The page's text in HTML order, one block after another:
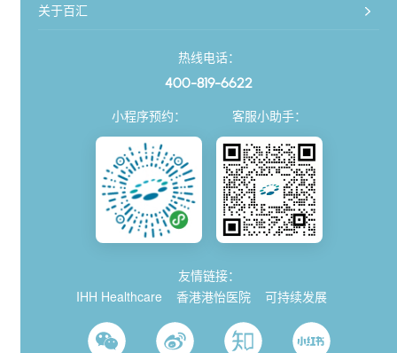
关于百汇
热线电话：
400-819-6622
小程序预约： 客服小助手：
友情链接：
IHH Healthcare
香港港怡医院 可持续发展